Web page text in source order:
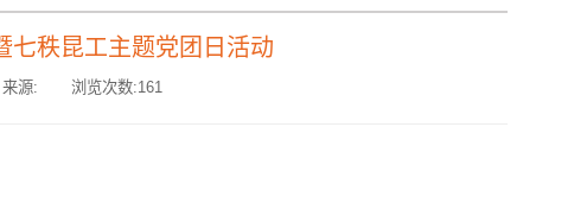
七秩昆工主题党团日活动
源: 浏览次数:161